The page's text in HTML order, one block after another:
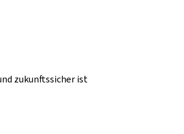
zukunftssicher ist